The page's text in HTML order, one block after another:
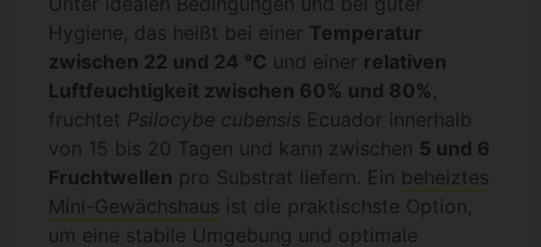
Hygiene, das heißt bei einer Temperatur
zwischen 22 und 24 °C und einer relativen
Luftfeuchtigkeit zwischen 60% und 80% ,
fruchtet Psilocybe cubensis Ecuador innerhalb
von 15 bis 20 Tagen und kann zwischen 5 und 6
Fruchtwellen pro Substrat liefern. Ein beheiztes
Mini-Gewächshaus ist die praktischste Option,
um eine stabile Umgebung und optimale